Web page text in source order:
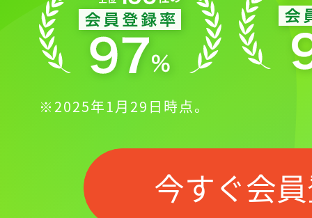
※2025年1月29日時点。
今すぐ会